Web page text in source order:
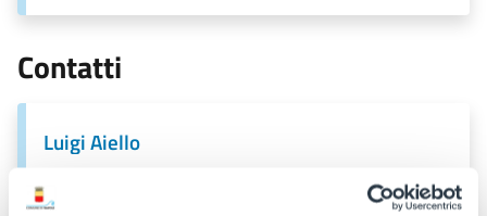
Contatti
Luigi Aiello
consigliere.municipalita2.aiello.luigi@pec.comune.napoli.